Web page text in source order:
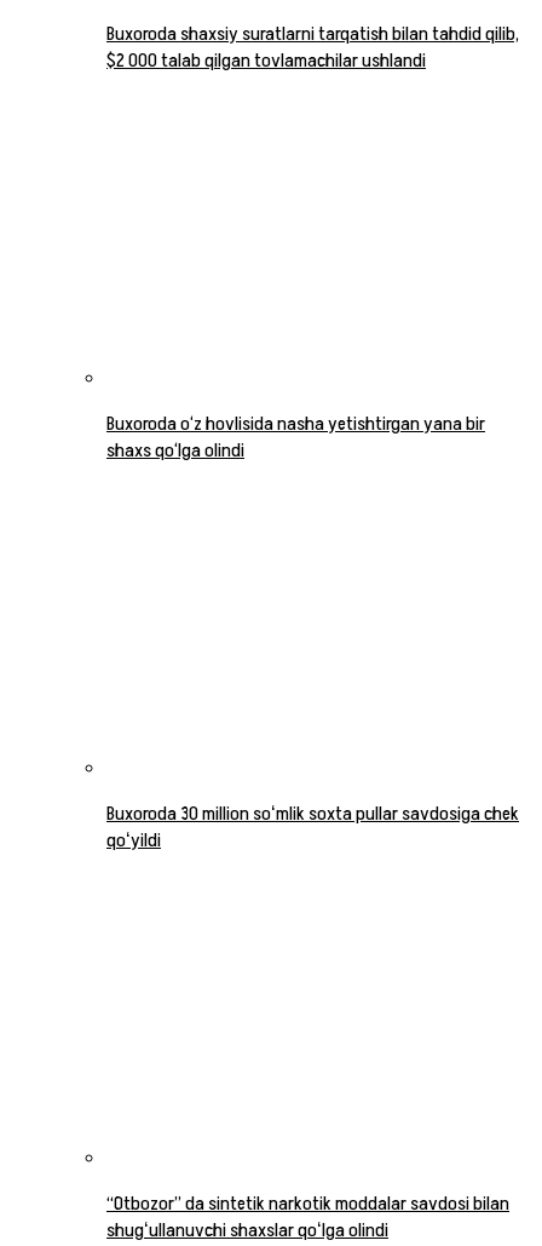
Buxoroda shaxsiy suratlarni tarqatish bilan tahdid qilib,
$2 000 talab qilgan tovlamachilar ushlandi
Buxoroda o‘z hovlisida nasha yetishtirgan yana bir
shaxs qo‘lga olindi
Buxoroda 30 million soʻmlik soxta pullar savdosiga chek
qoʻyildi
“Otbozor” da sintetik narkotik moddalar savdosi bilan
shugʻullanuvchi shaxslar qoʻlga olindi